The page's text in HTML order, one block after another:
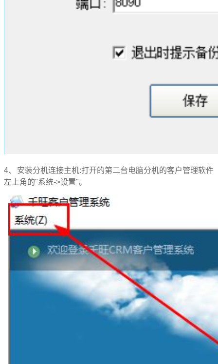
4、
安装分机连接主机:打开的第二台电脑分机的客户管理软件
左 上角的"系统->设置"。